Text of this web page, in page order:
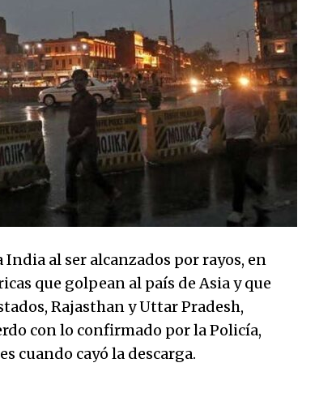
al ser alcanzados por rayos, en
que golpean al país de Asia y que
Rajasthan y Uttar Pradesh,
con lo confirmado por la Policía,
cuando cayó la descarga.